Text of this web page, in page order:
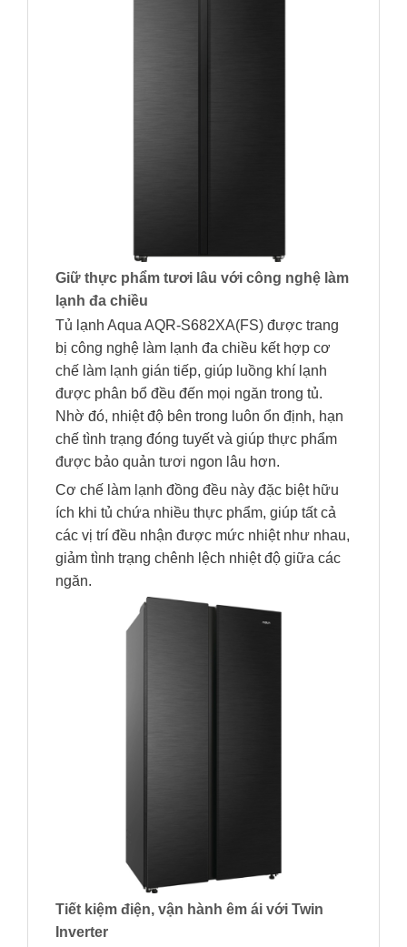
Giữ thực phẩm tươi lâu với công nghệ làm
lạnh đa chiều
Tủ lạnh Aqua AQR-S682XA(FS) được trang
bị công nghệ làm lạnh đa chiều kết hợp cơ
chế làm lạnh gián tiếp, giúp luồng khí lạnh
được phân bổ đều đến mọi ngăn trong tủ.
Nhờ đó, nhiệt độ bên trong luôn ổn định, hạn
chế tình trạng đóng tuyết và giúp thực phẩm
được bảo quản tươi ngon lâu hơn.
Cơ chế làm lạnh đồng đều này đặc biệt hữu
ích khi tủ chứa nhiều thực phẩm, giúp tất cả
các vị trí đều nhận được mức nhiệt như nhau,
giảm tình trạng chênh lệch nhiệt độ giữa các
ngăn.
Tiết kiệm điện, vận hành êm ái với Twin
Inverter